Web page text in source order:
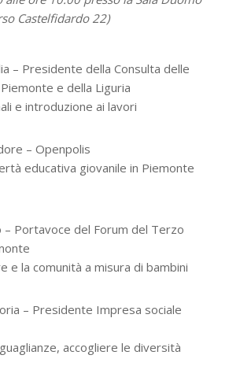
Castelfidardo 22)
– Presidente della Consulta delle
e della Liguria
e introduzione ai lavori
– Openpolis
educativa giovanile in Piemonte
– Portavoce del Forum del Terzo
e la comunità a misura di bambini
– Presidente Impresa sociale
accogliere le diversità